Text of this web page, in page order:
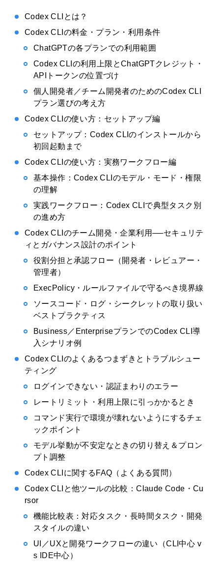
Codex CLIとは？
Codex CLIの料金・プラン・利用条件
ChatGPTの各プランでの利用範囲
Codex CLIの利用上限とChatGPTクレジット・
APIトークンの位置づけ
個人開発者／チーム開発者のためのCodex CLI
プラン選びの考え方
Codex CLIの使い方：セットアップ編
セットアップ：Codex CLIのインストールから
初回起動まで
Codex CLIの使い方：実務ワークフロー編
基本操作：Codex CLIのモデル・モード・権限
の理解
実践ワークフロー：Codex CLIで典型タスク別
の進め方
Codex CLIのチーム開発・企業利用──セキュリテ
ィとガバナンス設計のポイント
役割分担と承認フロー（開発者・レビュアー・
管理者）
ExecPolicy・ルールファイルで守るべき境界線
ソースコード・ログ・シークレットの取り扱い
ベストプラクティス
Business／EnterpriseプランでのCodex CLI導
入シナリオ例
Codex CLIのよくあるつまずきとトラブルシュー
ティング
ログインできない・認証まわりのエラー
レートリミット・利用上限に引っかかるとき
コマンド実行で環境が壊れないようにするチェ
ックポイント
モデル挙動が不安定なときの切り替え＆プロン
プト調整
Codex CLIに関するFAQ（よくある質問）
Codex CLIと他ツールの比較：Claude Code・Cu
rsor
機能比較表：対応タスク・長時間タスク・開発
スタイルの違い
UI／UXと開発ワークフローの違い（CLI中心 v
s IDE中心）